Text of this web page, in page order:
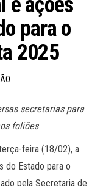
para o
2025
secretarias para
foliões
feira (18/02), a
do Estado para o
pela Secretaria de